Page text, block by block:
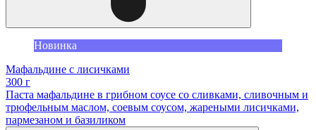
Новинка
Мафальдине с лисичками
300 г
Паста мафальдине в грибном соусе со сливками, сливочным и
трюфельным маслом, соевым соусом, жареными лисичками,
пармезаном и базиликом